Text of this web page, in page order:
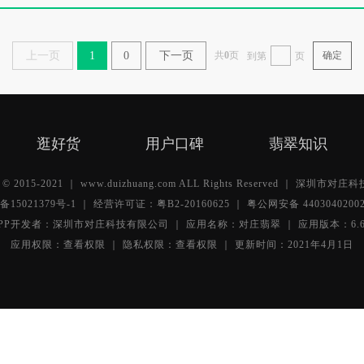
上一页 1 0 下一页 共0页 到第 页 确定
逛好货 用户口碑 翡翠知识
2015-2021 ｜ www.duizhuang.com ALL Rights Reserved ｜ 深圳市对庄科
15021379号-1
｜ 经营许可证：粤B2-20160625 ｜ 粤公网安备
开发者：深圳市对庄科技有限公司 ｜ 应用名称：对庄翡翠 ｜ 应用版本：
应用权限： 查看权限 ｜ 隐私权限： 查看权限 ｜ 更新时间：2021年4月1日